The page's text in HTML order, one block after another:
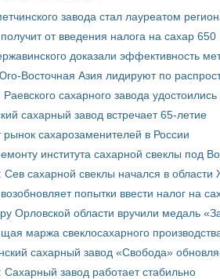
завода стал лауреатом
от введения налога на сахар
доказали эффективность
Восточная Азия лидируют по
Раевского сахарного завода удостоились
сахарный завод встречает 65-летие
рынок сахарозаменителей в России
института сахарной свеклы под
Сев сахарной свеклы начался в области
попытки ввести налог на
Орловской области вручили медаль
маржа свеклосахарного
сахарный завод «Свобода»
Сахарный завод работает стабильно